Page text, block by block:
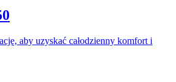
aby uzyskać całodzienny komfort i